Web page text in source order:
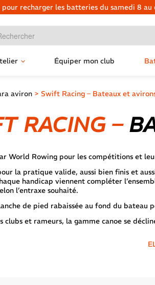
recharger les batteries du samedi 8
Équiper mon club
aviron > Swift Racing – Bateaux et
RACING –
World Rowing pour les compétitions et
la pratique valide, aussi bien finis et
handicap viennent compléter
l’entraxe souhaité.
de pied rabaissée au fond du bateau
et rameurs, la gamme canoe se